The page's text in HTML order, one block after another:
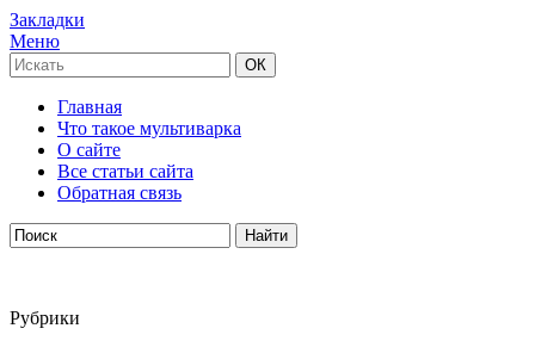
Закладки
Меню
Главная
Что такое мультиварка
О сайте
Все статьи сайта
Обратная связь
Рубрики